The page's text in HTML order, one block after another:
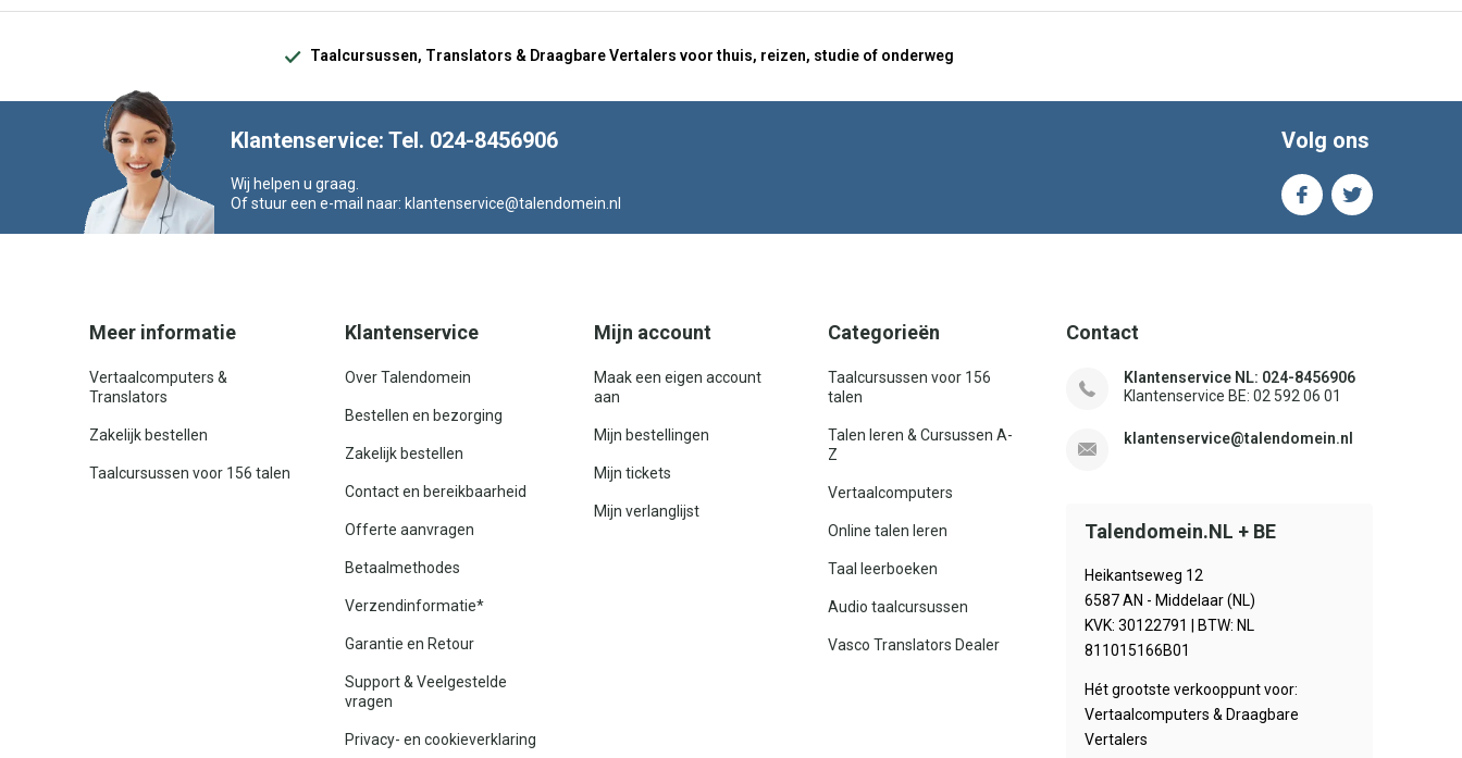
Taalcursussen, Translators & Draagbare Vertalers voor thuis, reizen, studie of onderweg
Klantenservice: Tel. 024-8456906
Wij helpen u graag.
Of stuur een e-mail naar: klantenservice@talendomein.nl
Volg ons
Meer informatie
Vertaalcomputers &
Translators
Zakelijk bestellen
Taalcursussen voor 156 talen
Klantenservice
Over Talendomein
Bestellen en bezorging
Zakelijk bestellen
Contact en bereikbaarheid
Offerte aanvragen
Betaalmethodes
Verzendinformatie*
Garantie en Retour
Support & Veelgestelde
vragen
Privacy- en cookieverklaring
Mijn account
Maak een eigen account
aan
Mijn bestellingen
Mijn tickets
Mijn verlanglijst
Categorieën
Taalcursussen voor 156
talen
Talen leren & Cursussen A-
Z
Vertaalcomputers
Online talen leren
Taal leerboeken
Audio taalcursussen
Vasco Translators Dealer
Contact
Klantenservice NL: 024-8456906
Klantenservice BE: 02 592 06 01
klantenservice@talendomein.nl
Talendomein.NL + BE
Heikantseweg 12
6587 AN - Middelaar (NL)
KVK: 30122791 | BTW: NL
811015166B01
Hét grootste verkooppunt voor:
Vertaalcomputers & Draagbare
Vertalers